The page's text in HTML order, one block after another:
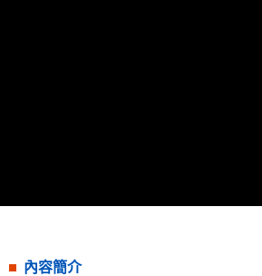
海外叢書運費
內容簡介